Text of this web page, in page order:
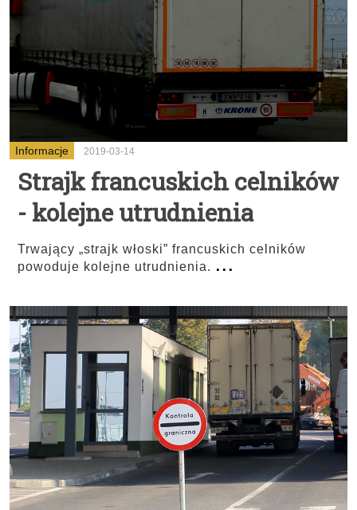
Informacje 2019-03-14
Strajk francuskich celników
- kolejne utrudnienia
Trwający „strajk włoski” francuskich celników
powoduje kolejne utrudnienia. ...